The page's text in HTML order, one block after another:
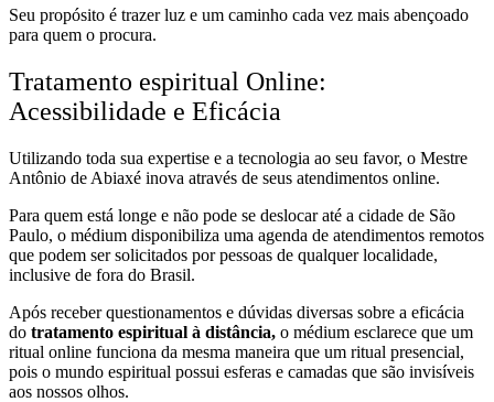
Seu propósito é trazer luz e um caminho cada vez mais abençoado
para quem o procura.
Tratamento espiritual Online:
Acessibilidade e Eficácia
Utilizando toda sua expertise e a tecnologia ao seu favor, o Mestre
Antônio de Abiaxé inova através de seus atendimentos online.
Para quem está longe e não pode se deslocar até a cidade de São
Paulo, o médium disponibiliza uma agenda de atendimentos remotos
que podem ser solicitados por pessoas de qualquer localidade,
inclusive de fora do Brasil.
Após receber questionamentos e dúvidas diversas sobre a eficácia
do tratamento espiritual à distância, o médium esclarece que um
ritual online funciona da mesma maneira que um ritual presencial,
pois o mundo espiritual possui esferas e camadas que são invisíveis
aos nossos olhos.